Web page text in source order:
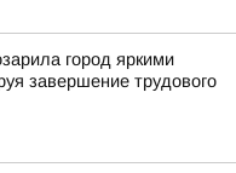
город яркими
завершение трудового